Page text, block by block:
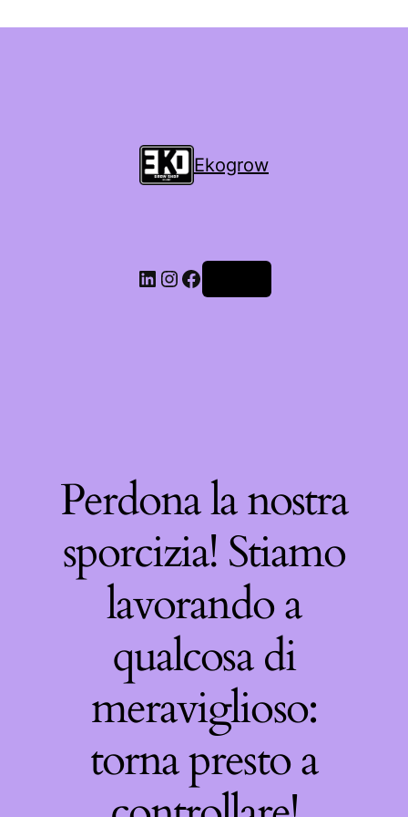
Ekogrow
Perdona la nostra
sporcizia! Stiamo
lavorando a
qualcosa di
meraviglioso:
torna presto a